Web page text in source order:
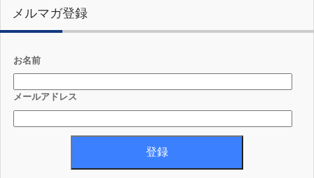
メルマガ登録
お名前
メールアドレス